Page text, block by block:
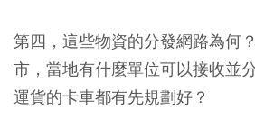
第四，這些物資的分發網路為何
市，當地有什麼單位可以接收並
運貨的卡車都有先規劃好？